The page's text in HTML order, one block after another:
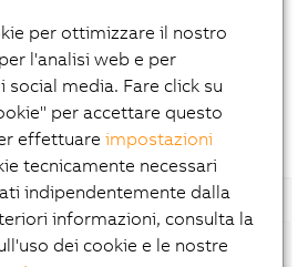
screen integrato e tasti
utente ottimale. Le
possono essere assegnate a
mentre quelle che dipendono
a pulsanti touch.
MP7120
Display TFT da 3,4"
per ottimizzare il nostro
l'analisi web e per
social media. Fare click su
per accettare questo
effettuareimpostazioni
tecnicamente necessari
indipendentemente dalla
informazioni, consulta la
dei cookie e le nostre